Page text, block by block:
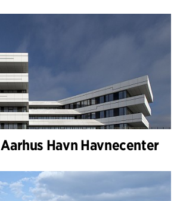
Aarhus Havn Havnecenter